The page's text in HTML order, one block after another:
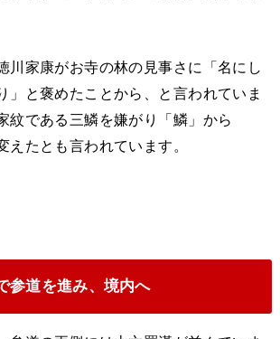
川家康がお寺の林の見事さに「名にし
」と褒めたことから、と言われていま
紋である三鱗を嫌がり「鱗」から
えたとも言われています。
参道を進み、境内へ